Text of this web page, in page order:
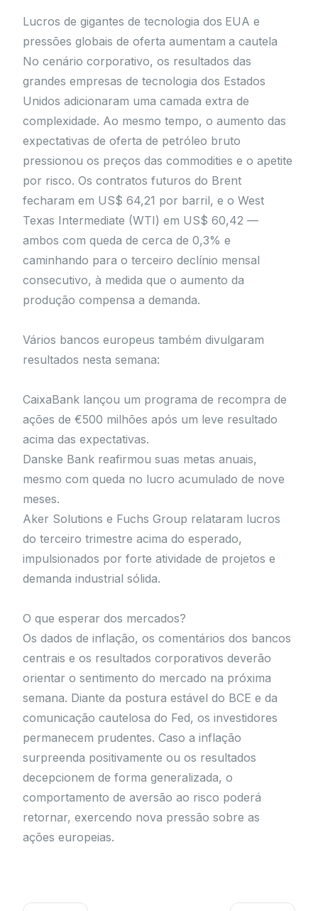
Lucros de gigantes de tecnologia dos EUA e
pressões globais de oferta aumentam a cautela
No cenário corporativo, os resultados das
grandes empresas de tecnologia dos Estados
Unidos adicionaram uma camada extra de
complexidade. Ao mesmo tempo, o aumento das
expectativas de oferta de petróleo bruto
pressionou os preços das commodities e o apetite
por risco. Os contratos futuros do Brent
fecharam em US$ 64,21 por barril, e o West
Texas Intermediate (WTI) em US$ 60,42 —
ambos com queda de cerca de 0,3% e
caminhando para o terceiro declínio mensal
consecutivo, à medida que o aumento da
produção compensa a demanda.
Vários bancos europeus também divulgaram
resultados nesta semana:
CaixaBank lançou um programa de recompra de
ações de €500 milhões após um leve resultado
acima das expectativas.
Danske Bank reafirmou suas metas anuais,
mesmo com queda no lucro acumulado de nove
meses.
Aker Solutions e Fuchs Group relataram lucros
do terceiro trimestre acima do esperado,
impulsionados por forte atividade de projetos e
demanda industrial sólida.
O que esperar dos mercados?
Os dados de inflação, os comentários dos bancos
centrais e os resultados corporativos deverão
orientar o sentimento do mercado na próxima
semana. Diante da postura estável do BCE e da
comunicação cautelosa do Fed, os investidores
permanecem prudentes. Caso a inflação
surpreenda positivamente ou os resultados
decepcionem de forma generalizada, o
comportamento de aversão ao risco poderá
retornar, exercendo nova pressão sobre as
ações europeias.